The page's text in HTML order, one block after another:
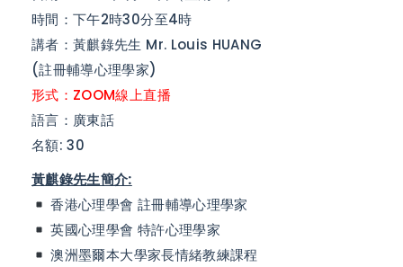
時間：下午2時30分至4時
講者：黃麒錄先生 Mr. Louis HUANG
(註冊輔導心理學家)
形式：ZOOM線上直播
語言：廣東話
名額: 30
黃麒錄先生簡介:
香港心理學會 註冊輔導心理學家
英國心理學會 特許心理學家
澳洲墨爾本大學家長情緒教練課程